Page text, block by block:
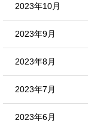
2023年10月
2023年9月
2023年8月
2023年7月
2023年6月